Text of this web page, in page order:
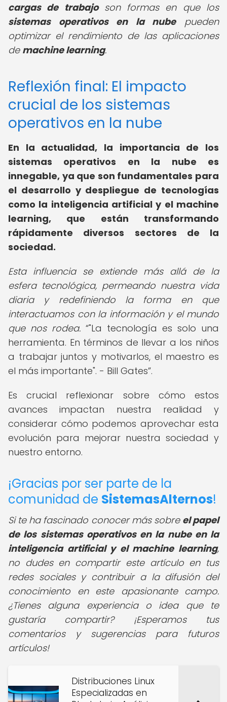
cargas de trabajoson formas en que los
sistemas operativos en la nubepueden
optimizar el rendimiento de las aplicaciones
de machine learning.
Reflexión final: El impacto
crucial de los sistemas
operativos en la nube
En la actualidad, la importancia de los
sistemas operativos en la nube es
innegable, ya que son fundamentales para
el desarrollo y despliegue de tecnologías
como la inteligencia artificial y el machine
learning, que están transformando
rápidamente diversos sectores de la
sociedad.
Esta influencia se extiende más allá de la
esfera tecnológica, permeando nuestra vida
diaria y redefiniendo la forma en que
interactuamos con la información y el mundo
que nos rodea.
"La tecnología es solo una
herramienta. En términos de llevar a los niños
a trabajar juntos y motivarlos, el maestro es
el más importante". - Bill Gates .
Es crucial reflexionar sobre cómo estos
avances impactan nuestra realidad y
considerar cómo podemos aprovechar esta
evolución para mejorar nuestra sociedad y
nuestro entorno.
¡Gracias por ser parte de la
comunidad de SistemasAlternos!
Si te ha fascinado conocer más sobre el papel
de los sistemas operativos en la nube en la
inteligencia artificial y el machine learning,
no dudes en compartir este artículo en tus
redes sociales y contribuir a la difusión del
conocimiento en este apasionante campo.
¿Tienes alguna experiencia o idea que te
gustaría compartir? ¡Esperamos tus
comentarios y sugerencias para futuros
artículos!
Distribuciones Linux
Especializadas en